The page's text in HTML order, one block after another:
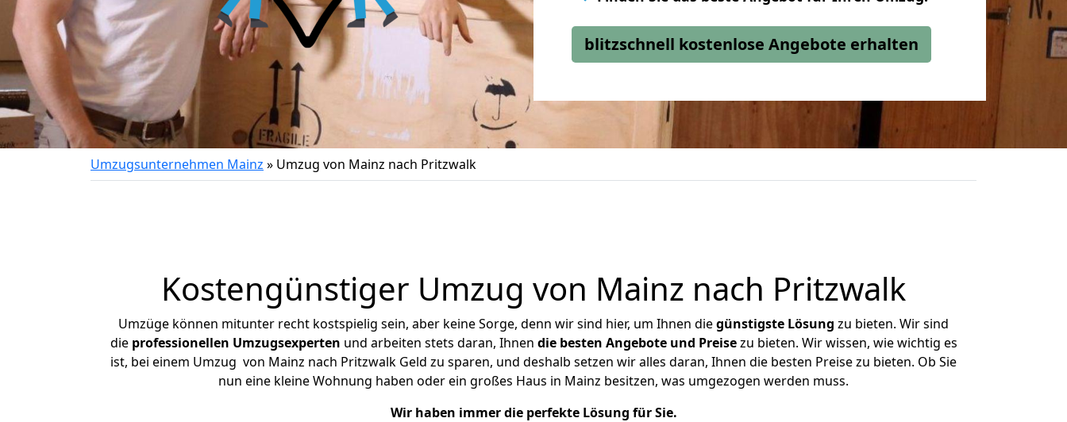
blitzschnell kostenlose Angebote erhalten
Umzugsunternehmen Mainz » Umzug von Mainz nach Pritzwalk
Kostengünstiger Umzug von Mainz nach Pritzwalk
Umzüge können mitunter recht kostspielig sein, aber keine Sorge, denn wir sind hier, um Ihnen diegünstigste Lösung zu bieten. Wir sind
die professionellen Umzugsexperten und arbeiten stets daran, Ihnen die besten Angebote und Preisezu bieten. Wir wissen, wie wichtig es
ist, bei einem Umzug von Mainz nach Pritzwalk Geld zu sparen, und deshalb setzen wir alles daran, Ihnen die besten Preise zu bieten. Ob Sie
nun eine kleine Wohnung haben oder ein großes Haus in Mainz besitzen, was umgezogen werden muss.
Wir haben immer die perfekte Lösung für Sie.